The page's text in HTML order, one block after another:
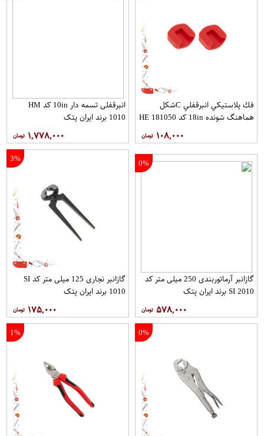
فك پلاستيكي انبرقفلي Cشكل
هماهنگ شونده 18in کد HE 181050
۱۰۸,۰۰۰
انبرقفلی تسمه دار 10in کد HM
1010 برند ایران پتک
۱,۷۷۸,۰۰۰
0%
گازانبر آرماتوربندی 250 میلی متر کد
SI 2010 برند ایران پتک
۵۷۸,۰۰۰
3%
گازانبر نجاری 125 میلی متر کد SI
1010 برند ایران پتک
۱۷۵,۰۰۰
0%
1%